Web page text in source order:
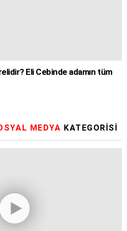
Eli Cebinde adamın tüm
MEDYA KATEGORISI